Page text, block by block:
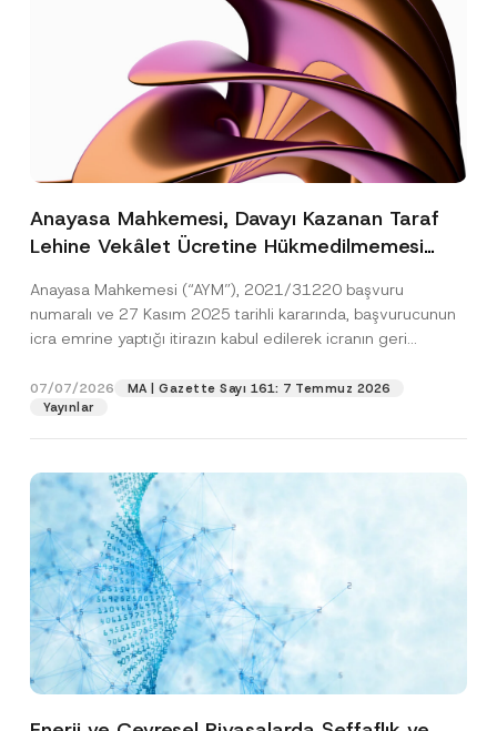
Anayasa Mahkemesi, Davayı Kazanan Taraf
Lehine Vekâlet Ücretine Hükmedilmemesi
Edildiğine Karar Verdi
Anayasa Mahkemesi (“AYM”), 2021/31220 başvuru
numaralı ve 27 Kasım 2025 tarihli kararında, başvurucunun
icra emrine yaptığı itirazın kabul edilerek icranın geri
07/07/2026
MA | Gazette Sayı 161: 7 Temmuz 2026
Yayınlar